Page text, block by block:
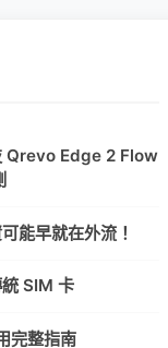
Qrevo Edge 2 Flow
能早就在外流！
SIM 卡
完整指南